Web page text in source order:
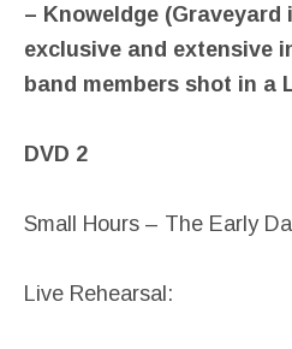
– Knoweldge (Graveyard
exclusive and extensive
band members shot in a
DVD 2
Small Hours – The Early
Live Rehearsal: